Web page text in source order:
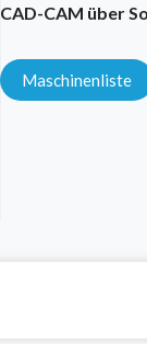
CAD-CAM über
Maschinenliste